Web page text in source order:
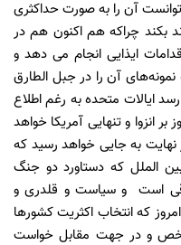
آن را به صورت حداکثری
بکند چراکه هم اکنون هم در
ایذایی انجام می دهد و
آن را در جبل الطارق
ایالات متحده به رغم اطلاع
انزوا و تنهایی آمریکا خواهد
به جایی خواهد رسید که
الملل که دستاورد دو جنگ
است و سیاست و قلدری و
که انتخاب اکثریت کشورها
و در جهت مقابل خواست